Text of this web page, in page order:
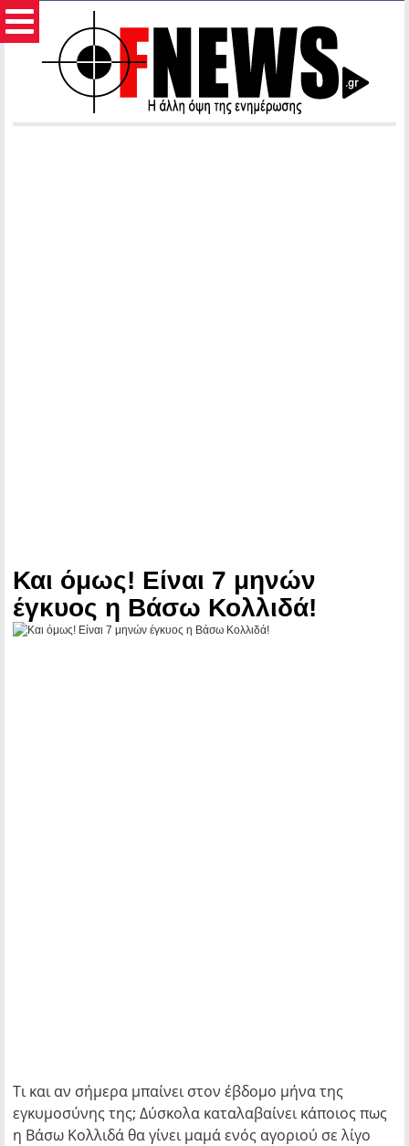
Και όμως! Είναι 7 μηνών
έγκυος η Βάσω Κολλιδά!
Τι και αν σήμερα μπαίνει στον έβδομο μήνα της
εγκυμοσύνης της; Δύσκολα καταλαβαίνει κάποιος πως
η Βάσω Κολλιδά θα γίνει μαμά ενός αγοριού σε λίγο